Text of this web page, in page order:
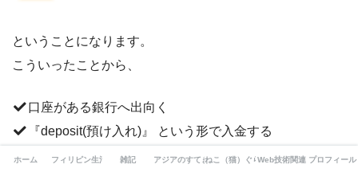
ということになります。
こういったことから、
口座がある銀行へ出向く
『deposit(預け入れ)』 という形で入金する
手数料が無料
ホーム フィリピン生活 雑記 アジアのすてき（旅・サウナ）
ねこ（猫）ぐらしWeb技術関連 プロフィール